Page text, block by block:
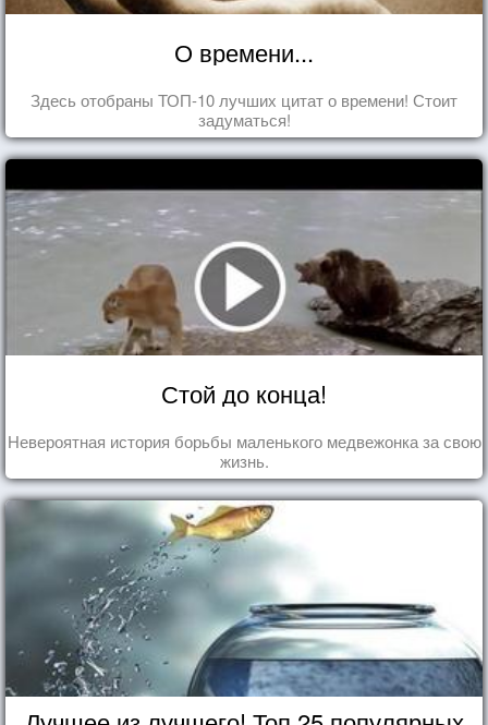
О времени...
Здесь отобраны ТОП-10 лучших цитат о времени! Стоит
задуматься!
Стой до конца!
Невероятная история борьбы маленького медвежонка за свою
жизнь.